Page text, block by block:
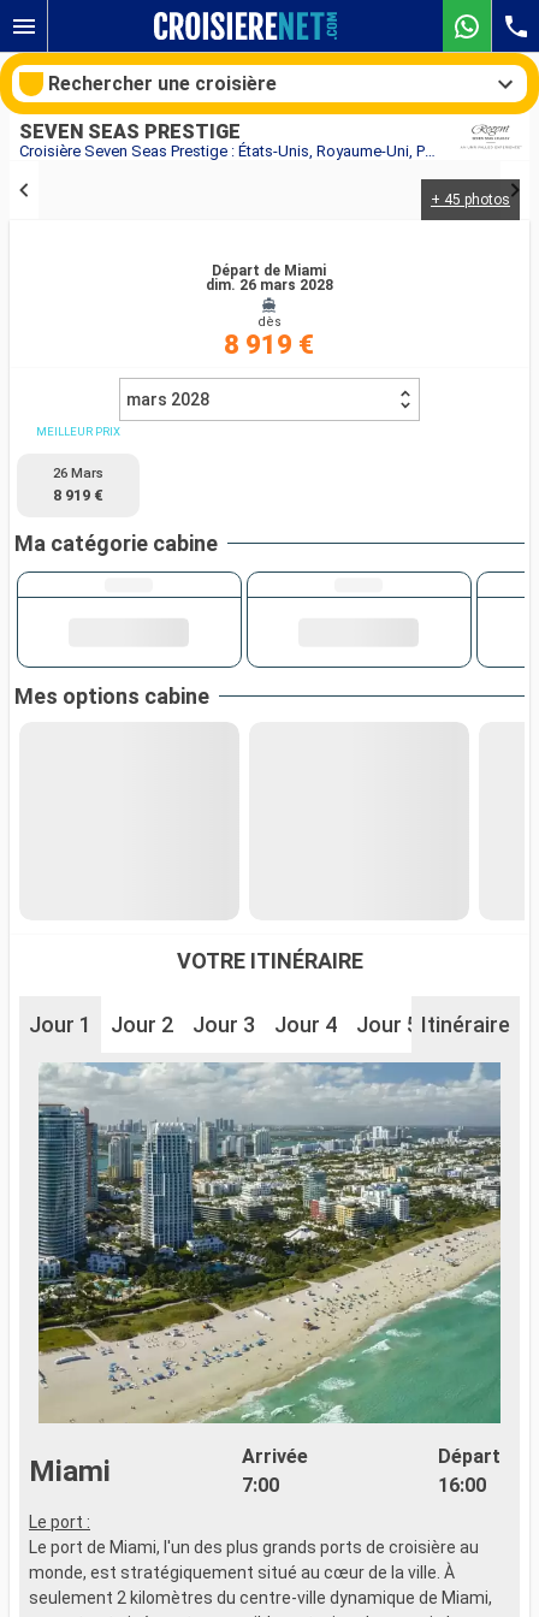
Croisière Seven Seas Prestige : États-Unis, Royaume-Uni, Portugal, Espagne au départ de Miami
SEVEN SEAS PRESTIGE
+ 45 photos
Départ de Miami
dim. 26 mars 2028
dès
8 919 €
mars 2028
MEILLEUR PRIX
26 Mars
8 919 €
Ma catégorie cabine
Mes options cabine
VOTRE ITINÉRAIRE
Jour 1 Jour 2 Jour 3 Jour 4 Jour 5 Jour 6
Itinéraire
Miami
Arrivée
7:00
Départ
16:00
Le port :
Le port de Miami, l'un des plus grands ports de croisière au
monde, est stratégiquement situé au cœur de la ville. À
seulement 2 kilomètres du centre-ville dynamique de Miami,
Rechercher une croisière
Rechercher